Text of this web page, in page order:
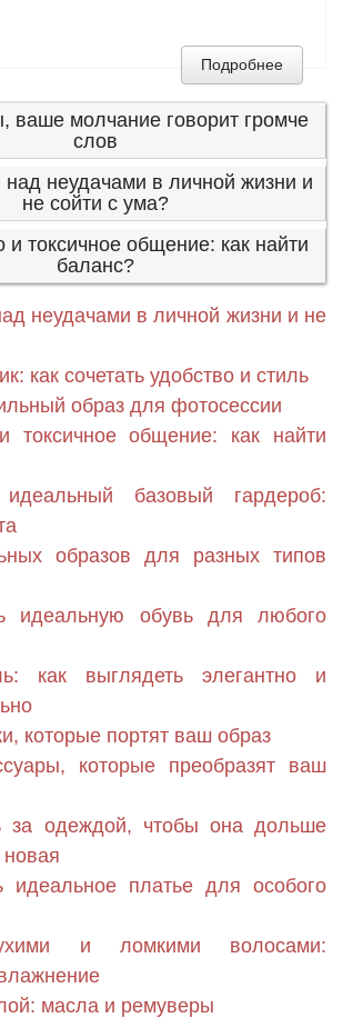
Подробнее
молчание говорит громче
слов
над неудачами в личной жизни и
не сойти с ума?
и токсичное общение: как найти
баланс?
неудачами в личной жизни и не
как сочетать удобство и стиль
образ для фотосессии
токсичное общение: как найти
базовый гардероб:
образов для разных типов
идеальную обувь для любого
как выглядеть элегантно и
которые портят ваш образ
которые преобразят ваш
за одеждой, чтобы она дольше
идеальное платье для особого
и ломкими волосами:
масла и ремуверы